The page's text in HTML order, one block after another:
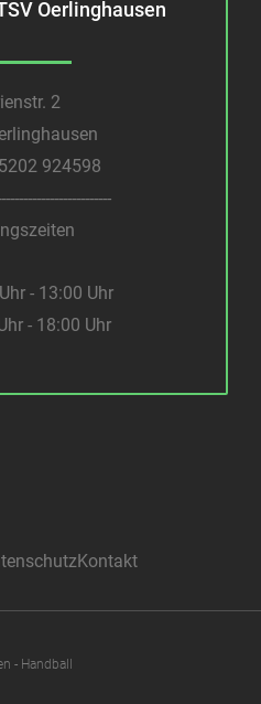
Oerlinghausen
2
924598
- 13:00 Uhr
- 18:00 Uhr
Kontakt
- Handball